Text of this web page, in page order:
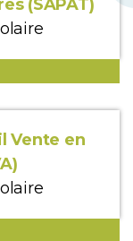
(SAPAT)
Vente en